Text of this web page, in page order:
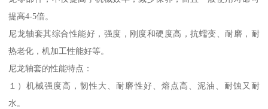
提高4-5倍。
尼龙轴套其综合性能好，强度，刚度和硬度高，抗蠕变、耐磨，耐
热老化，机加工性能好等。
尼龙轴套的性能特点：
１）机械强度高，韧性大、耐磨性好、熔点高、泥油、耐蚀又耐
水。